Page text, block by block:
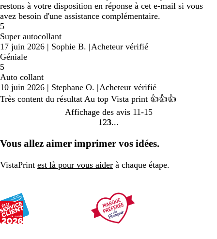
restons à votre disposition en réponse à cet e-mail si vous
avez besoin d'une assistance complémentaire.
5
Super autocollant
17 juin 2026 | Sophie B. |Acheteur vérifié
Géniale
5
Auto collant
10 juin 2026 | Stephane O. |Acheteur vérifié
Très content du résultat Au top Vista print 👍👍👍
Affichage des avis 11-15
Accéder
la
1 Accéder
la
2 Accéder
la
3
Vous allez aimer imprimer vos idées.
VistaPrint est là pour vous aider à chaque étape.